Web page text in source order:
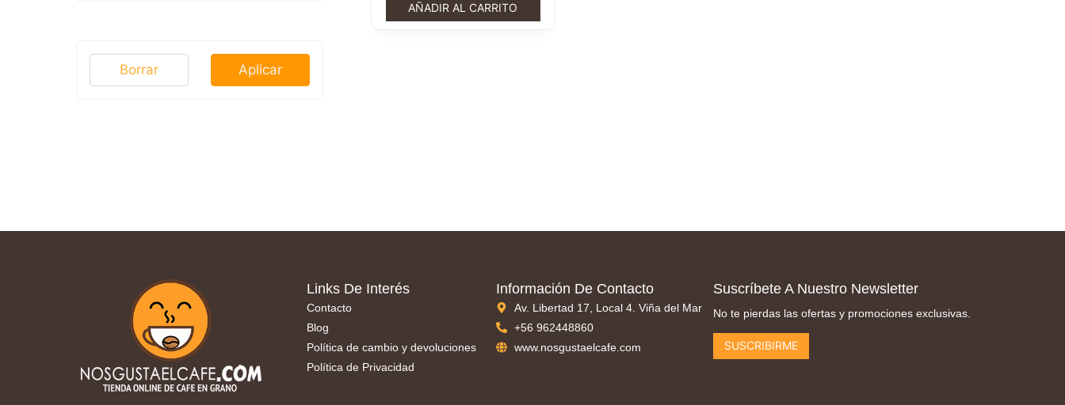
AÑADIR AL CARRITO
Aplicar
Borrar
Links De Interés
Contacto
Blog
Política de cambio y devoluciones
Política de Privacidad
Información De Contacto
Av. Libertad 17, Local 4. Viña del Mar
+56 962448860
www.nosgustaelcafe.com
Suscríbete A Nuestro Newsletter
No te pierdas las ofertas y promociones exclusivas.
SUSCRIBIRME